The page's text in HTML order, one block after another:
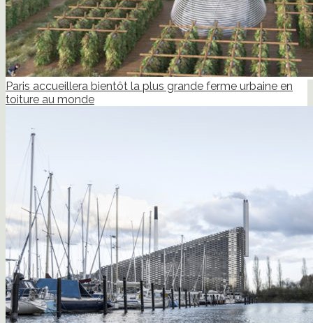
Paris accueillera bientôt la plus grande ferme urbaine en
toiture au monde